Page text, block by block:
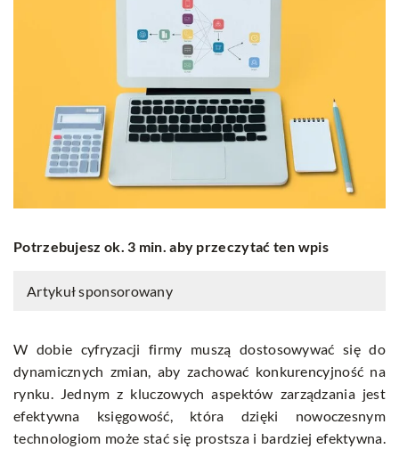
Potrzebujesz ok. 3 min. aby przeczytać ten wpis
Artykuł sponsorowany
W dobie cyfryzacji firmy muszą dostosowywać się do
dynamicznych zmian, aby zachować konkurencyjność na
rynku. Jednym z kluczowych aspektów zarządzania jest
efektywna księgowość, która dzięki nowoczesnym
technologiom może stać się prostsza i bardziej efektywna.